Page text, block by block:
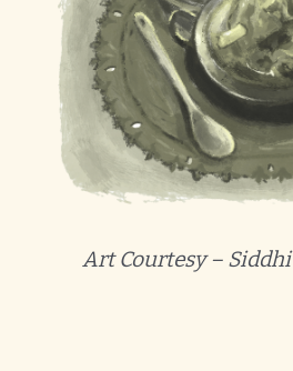
Art Courtesy –